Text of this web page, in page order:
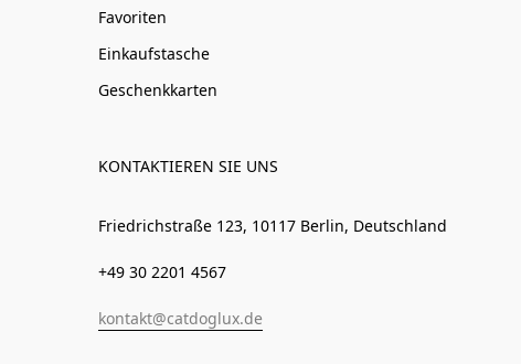
Favoriten
Einkaufstasche
Geschenkkarten
KONTAKTIEREN SIE UNS
Friedrichstraße 123, 10117 Berlin, Deutschland
+49 30 2201 4567
kontakt@catdoglux.de